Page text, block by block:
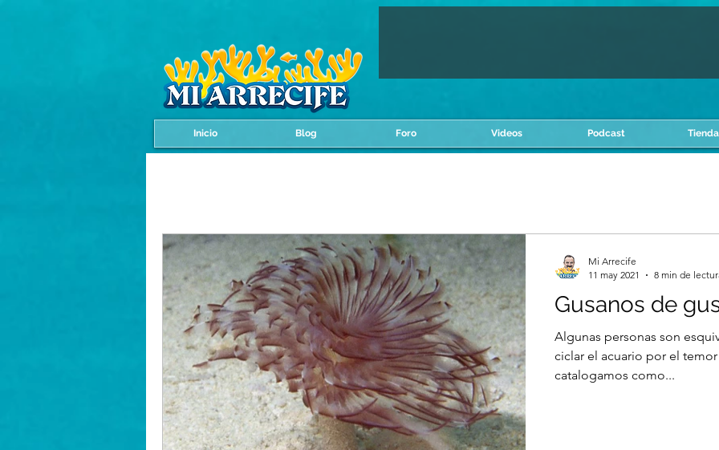
Inicio Blog Foro Videos Podcast
Gusanos de
Algunas personas son
ciclar el acuario por el
catalogamos como...
Mi Arrecife
11 may 2021
8 min de